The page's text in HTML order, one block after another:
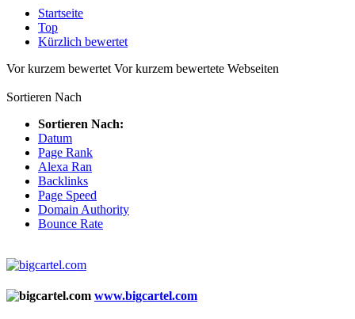
Startseite
Top
Kürzlich bewertet
Vor kurzem bewertet Vor kurzem bewertete Webseiten
Sortieren Nach
Sortieren Nach:
Datum
Page Rank
Alexa Ran
Backlinks
Page Speed
Domain Authority
Bounce Rate
www.bigcartel.com